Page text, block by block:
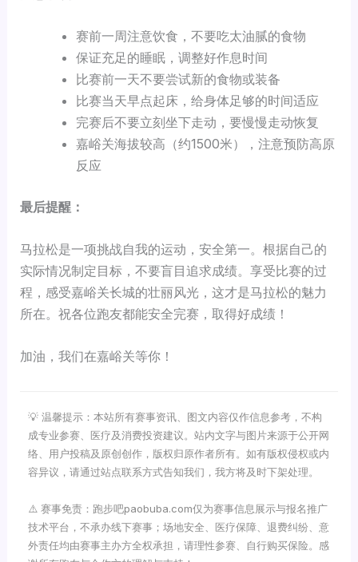
赛前一周注意饮食，不要吃太油腻的食物
保证充足的睡眠，调整好作息时间
比赛前一天不要尝试新的食物或装备
比赛当天早点起床，给身体足够的时间适应
完赛后不要立刻坐下走动，要慢慢走动恢复
嘉峪关海拔较高（约1500米），注意预防高原
反应
最后提醒：
马拉松是一项挑战自我的运动，安全第一。根据自己的
实际情况制定目标，不要盲目追求成绩。享受比赛的过
程，感受嘉峪关长城的壮丽风光，这才是马拉松的魅力
所在。祝各位跑友都能安全完赛，取得好成绩！
加油，我们在嘉峪关等你！
💡 温馨提示：本站所有赛事资讯、图文内容仅作信息参考，不构
成专业参赛、医疗及消费投资建议。站内文字与图片来源于公开网
络、用户投稿及原创创作，版权归原作者所有。如有版权侵权或内
容异议，请通过站点联系方式告知我们，我方将及时下架处理。
⚠️ 赛事免责：跑步吧paobuba.com仅为赛事信息展示与报名推广
技术平台，不承办线下赛事；场地安全、医疗保障、退费纠纷、意
外责任均由赛事主办方全权承担，请理性参赛、自行购买保险。感